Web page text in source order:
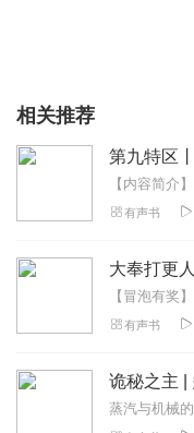
相关推荐
有声书
有声书